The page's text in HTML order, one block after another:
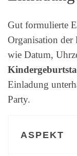
Gut formulierte
Organisation der
wie Datum,
Einladung
Party.
ASPEKT